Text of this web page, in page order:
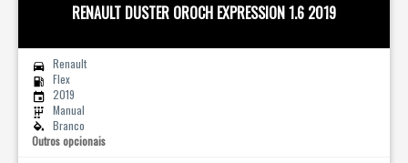
RENAULT DUSTER OROCH EXPRESSION 1.6 2019
Renault
Flex
2019
Manual
Branco
Outros opcionais